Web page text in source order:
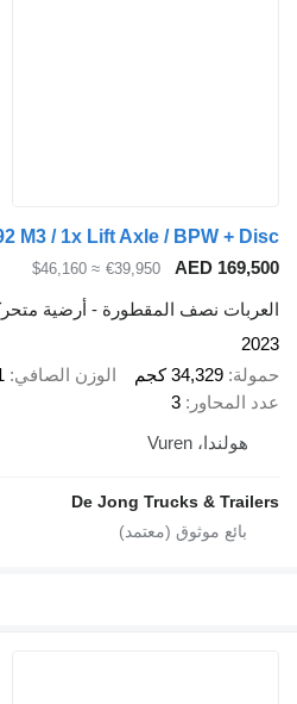
AED
€39,950
≈ $46,160
نصف المقطورة - أرضية متحركة
34,329 كجم الوزن الصافي 7,671 كجم
3
De Jong Trucks &